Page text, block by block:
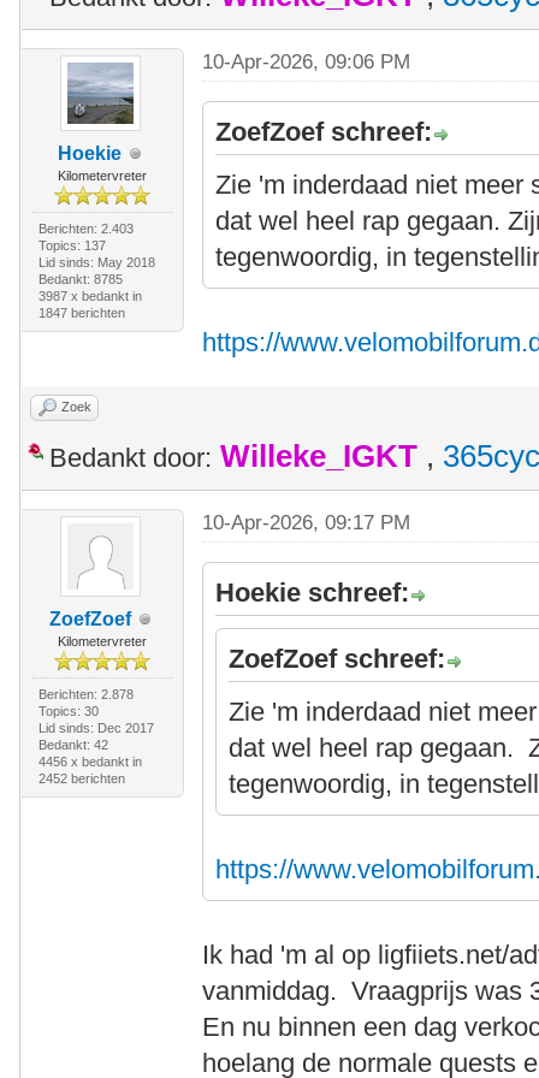
Hoekie
Kilometervreter
Berichten: 2.403
Topics: 137
Lid sinds: May 2018
Bedankt: 8785
3987 x bedankt in
1847 berichten
10-Apr-2026, 09:06 PM
ZoefZoef schreef:
Zie 'm inderdaad niet meer
dat wel heel rap gegaan.
tegenwoordig, in
https://
Zoek
Bedankt door: Willeke_IGKT ,
ZoefZoef
Kilometervreter
Berichten: 2.878
Topics: 30
Lid sinds: Dec 2017
Bedankt: 42
4456 x bedankt in
2452 berichten
10-Apr-2026, 09:17 PM
Hoekie schreef:
ZoefZoef schreef:
Zie 'm inderdaad niet
dat wel heel rap gegaan.
tegenwoordig, in
https://
Ik had 'm al op ligfiiets.net/
vanmiddag. Vraagprijs was
En nu binnen een dag
hoelang de normale quests